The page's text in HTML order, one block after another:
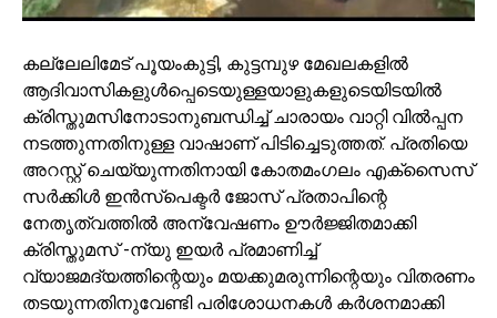
കല്ലേലിമേട് പൂയംകുട്ടി, കുട്ടമ്പുഴ മേഖലകളിൽ
ആദിവാസികളുൾപ്പെടെയുള്ളയാളുകളുടെയിടയിൽ
ക്രിസ്തുമസിനോടാനുബന്ധിച്ച് ചാരായം വാറ്റി വിൽപ്പന
നടത്തുന്നതിനുള്ള വാഷാണ് പിടിച്ചെടുത്തത്. പ്രതിയെ
അറസ്റ്റ് ചെയ്യുന്നതിനായി കോതമംഗലം എക്‌സൈസ്
സർക്കിൾ ഇൻസ്‌പെക്ടർ ജോസ് പ്രതാപിന്റെ
നേതൃത്വത്തിൽ അന്വേഷണം ഊർജ്ജിതമാക്കി
ക്രിസ്തുമസ് -ന്യു ഇയർ പ്രമാണിച്ച്
വ്യാജമദ്യത്തിന്റെയും മയക്കുമരുന്നിന്റെയും വിതരണം
തടയുന്നതിനുവേണ്ടി പരിശോധനകൾ കർശനമാക്കി